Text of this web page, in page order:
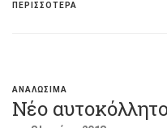
ΠΕΡΙΣΣΟΤΕΡΑ
ΑΝΑΛΩΣΙΜΑ
Νέο